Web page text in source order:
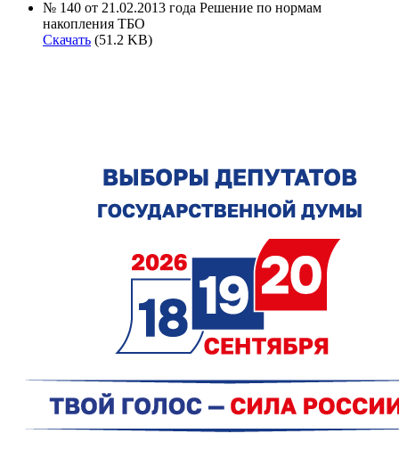
№ 140 от 21.02.2013 года Решение по нормам
накопления ТБО
Скачать (51.2 KB)